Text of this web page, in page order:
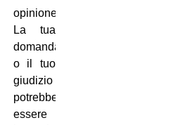
opinione.
La tua
domanda
o il tuo
giudizio
potrebbe
essere